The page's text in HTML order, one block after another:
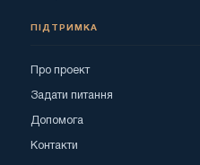
ПІДТРИМКА
Про проект
Задати питання
Допомога
Контакти